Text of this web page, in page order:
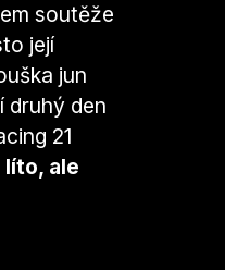
soutěže
její
jun
druhý den
21
líto, ale